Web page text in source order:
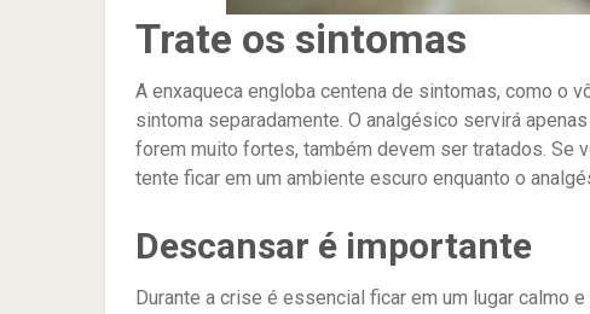
Trate os sintomas
A enxaqueca engloba centena de sintomas, como o
sintoma separadamente. O analgésico servirá
forem muito fortes, também devem ser tratados. Se
tente ficar em um ambiente escuro enquanto o
Descansar é importante
Durante a crise é essencial ficar em um lugar calmo